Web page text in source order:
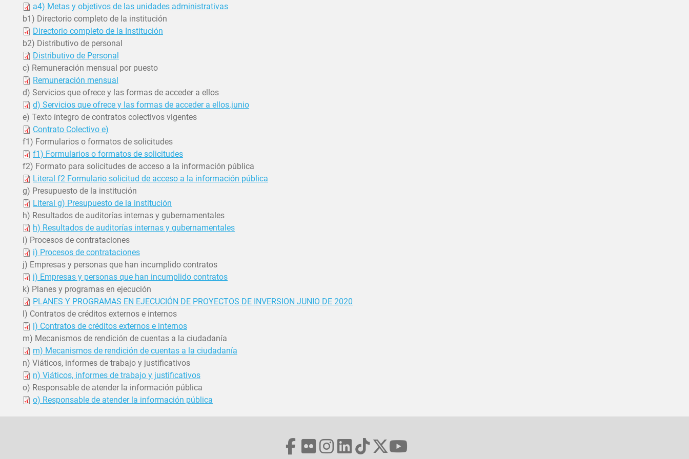
a4) Metas y objetivos de las unidades administrativas
b1) Directorio completo de la institución
Directorio completo de la Institución
b2) Distributivo de personal
Distributivo de Personal
c) Remuneración mensual por puesto
Remuneración mensual
d) Servicios que ofrece y las formas de acceder a ellos
d) Servicios que ofrece y las formas de acceder a ellos.junio
e) Texto íntegro de contratos colectivos vigentes
Contrato Colectivo e)
f1) Formularios o formatos de solicitudes
f1) Formularios o formatos de solicitudes
f2) Formato para solicitudes de acceso a la información pública
Literal f2 Formulario solicitud de acceso a la información pública
g) Presupuesto de la institución
Literal g) Presupuesto de la institución
h) Resultados de auditorías internas y gubernamentales
h) Resultados de auditorías internas y gubernamentales
i) Procesos de contrataciones
i) Procesos de contrataciones
j) Empresas y personas que han incumplido contratos
j) Empresas y personas que han incumplido contratos
k) Planes y programas en ejecución
PLANES Y PROGRAMAS EN EJECUCIÓN DE PROYECTOS DE INVERSION JUNIO DE 2020
l) Contratos de créditos externos e internos
l) Contratos de créditos externos e internos
m) Mecanismos de rendición de cuentas a la ciudadanía
m) Mecanismos de rendición de cuentas a la ciudadanía
n) Viáticos, informes de trabajo y justificativos
n) Viáticos, informes de trabajo y justificativos
o) Responsable de atender la información pública
o) Responsable de atender la información pública